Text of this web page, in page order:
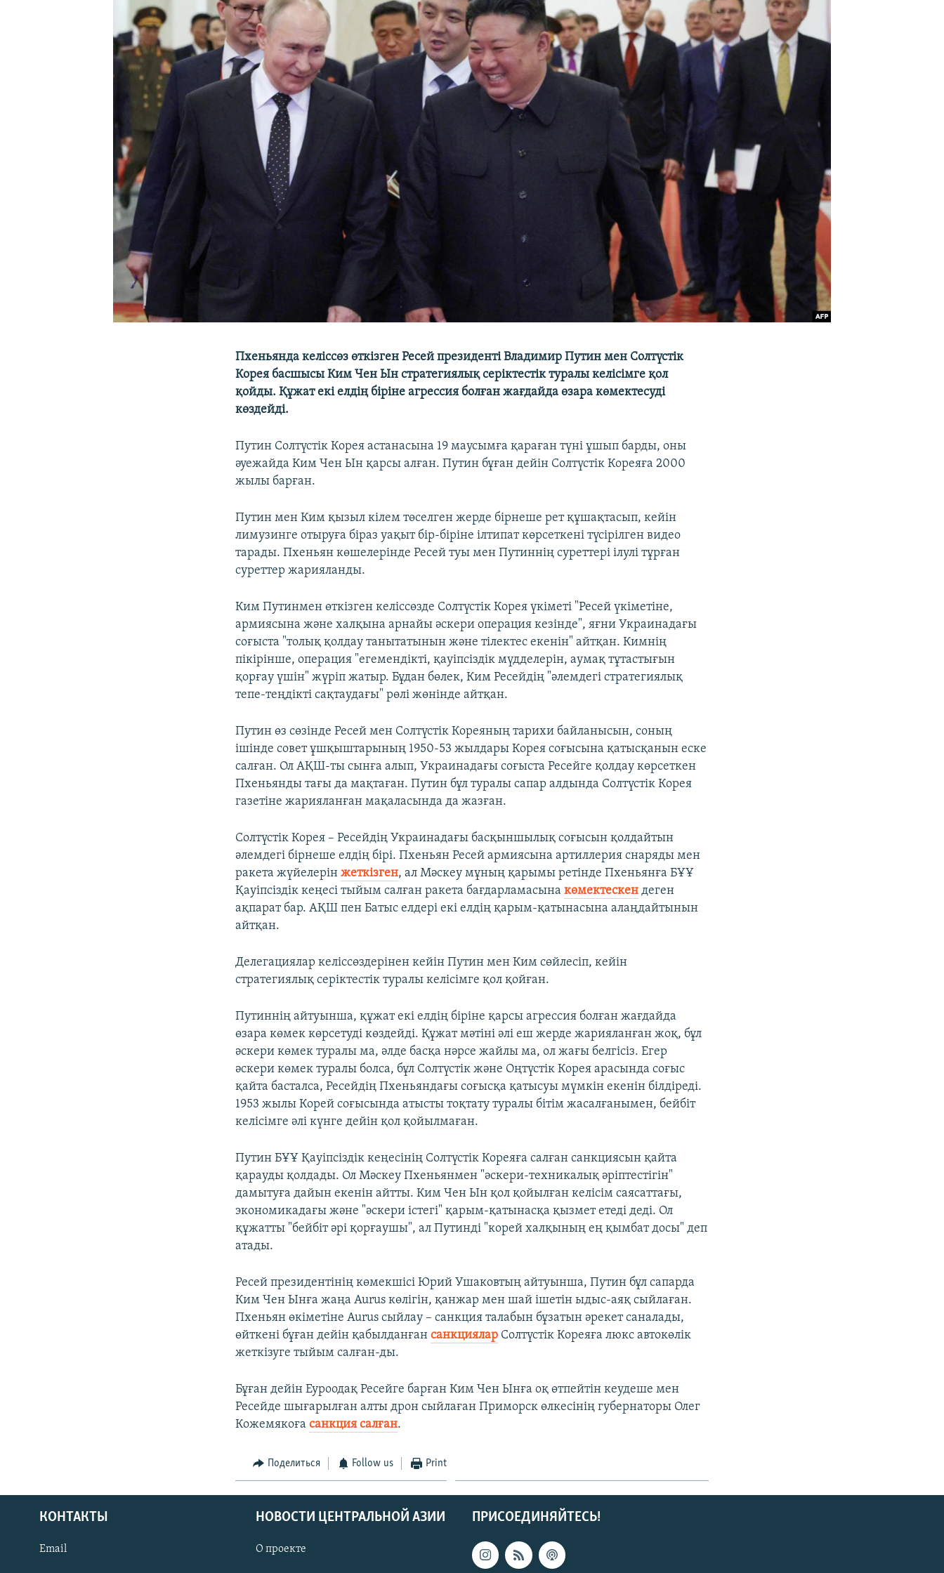
Пхеньянда келіссөз өткізген Ресей президенті Владимир Путин мен Солтүстік
Корея басшысы Ким Чен Ын стратегиялық серіктестік туралы келісімге қол
қойды. Құжат екі елдің біріне агрессия болған жағдайда өзара көмектесуді
көздейді.
Путин Солтүстік Корея астанасына 19 маусымға қараған түні ұшып барды, оны
әуежайда Ким Чен Ын қарсы алған. Путин бұған дейін Солтүстік Кореяға 2000
жылы барған.
Путин мен Ким қызыл кілем төселген жерде бірнеше рет құшақтасып, кейін
лимузинге отыруға біраз уақыт бір-біріне ілтипат көрсеткені түсірілген видео
тарады. Пхеньян көшелерінде Ресей туы мен Путиннің суреттері ілулі тұрған
суреттер жарияланды.
Ким Путинмен өткізген келіссөзде Солтүстік Корея үкіметі "Ресей үкіметіне,
армиясына және халқына арнайы әскери операция кезінде", яғни Украинадағы
соғыста "толық қолдау танытатынын және тілектес екенін" айтқан. Кимнің
пікірінше, операция "егемендікті, қауіпсіздік мүдделерін, аумақ тұтастығын
қорғау үшін" жүріп жатыр. Бұдан бөлек, Ким Ресейдің "әлемдегі стратегиялық
тепе-теңдікті сақтаудағы" рөлі жөнінде айтқан.
Путин өз сөзінде Ресей мен Солтүстік Кореяның тарихи байланысын, соның
ішінде совет ұшқыштарының 1950-53 жылдары Корея соғысына қатысқанын еске
салған. Ол АҚШ-ты сынға алып, Украинадағы соғыста Ресейге қолдау көрсеткен
Пхеньянды тағы да мақтаған. Путин бұл туралы сапар алдында Солтүстік Корея
газетіне жарияланған мақаласында да жазған.
Солтүстік Корея – Ресейдің Украинадағы басқыншылық соғысын қолдайтын
әлемдегі бірнеше елдің бірі. Пхеньян Ресей армиясына артиллерия снаряды мен
ракета жүйелерінжеткізген, ал Мәскеу мұның қарымы ретінде Пхеньянға БҰҰ
Қауіпсіздік кеңесі тыйым салған ракета бағдарламасынакөмектескен деген
ақпарат бар. АҚШ пен Батыс елдері екі елдің қарым-қатынасына алаңдайтынын
айтқан.
Делегациялар келіссөздерінен кейін Путин мен Ким сөйлесіп, кейін
стратегиялық серіктестік туралы келісімге қол қойған.
Путиннің айтуынша, құжат екі елдің біріне қарсы агрессия болған жағдайда
өзара көмек көрсетуді көздейді. Құжат мәтіні әлі еш жерде жарияланған жоқ, бұл
әскери көмек туралы ма, әлде басқа нәрсе жайлы ма, ол жағы белгісіз. Егер
әскери көмек туралы болса, бұл Солтүстік және Оңтүстік Корея арасында соғыс
қайта басталса, Ресейдің Пхеньяндағы соғысқа қатысуы мүмкін екенін білдіреді.
1953 жылы Корей соғысында атысты тоқтату туралы бітім жасалғанымен, бейбіт
келісімге әлі күнге дейін қол қойылмаған.
Путин БҰҰ Қауіпсіздік кеңесінің Солтүстік Кореяға салған санкциясын қайта
қарауды қолдады. Ол Мәскеу Пхеньянмен "әскери-техникалық әріптестігін"
дамытуға дайын екенін айтты. Ким Чен Ын қол қойылған келісім саясаттағы,
экономикадағы және "әскери істегі" қарым-қатынасқа қызмет етеді деді. Ол
құжатты "бейбіт әрі қорғаушы", ал Путинді "корей халқының ең қымбат досы" деп
атады.
Ресей президентінің көмекшісі Юрий Ушаковтың айтуынша, Путин бұл сапарда
Ким Чен Ынға жаңа Aurus көлігін, қанжар мен шай ішетін ыдыс-аяқ сыйлаған.
Пхеньян өкіметіне Aurus сыйлау – санкция талабын бұзатын әрекет саналады,
өйткені бұған дейін қабылданғансанкциялар Солтүстік Кореяға люкс автокөлік
жеткізуге тыйым салған-ды.
Бұған дейін Еуроодақ Ресейге барған Ким Чен Ынға оқ өтпейтін кеудеше мен
Ресейде шығарылған алты дрон сыйлаған Приморск өлкесінің губернаторы Олег
Кожемякоғасанкция салған.
Поделиться Follow us Print
ПРИСОЕДИНЯЙТЕСЬ!
КОНТАКТЫ
Email
НОВОСТИ ЦЕНТРАЛЬНОЙ АЗИИ
О проекте